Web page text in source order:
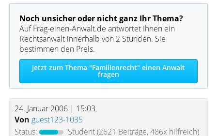
Noch unsicher oder nicht ganz Ihr Thema?
Auf Frag-einen-Anwalt.de antwortet Ihnen ein
Rechtsanwalt innerhalb von 2 Stunden. Sie
bestimmen den Preis.
Jetzt zum Thema "Familienrecht" einen Anwalt
fragen
24. Januar 2006 | 15:03
Von guest123-1035
Status:
Student(2621 Beiträge, 486x hilfreich)